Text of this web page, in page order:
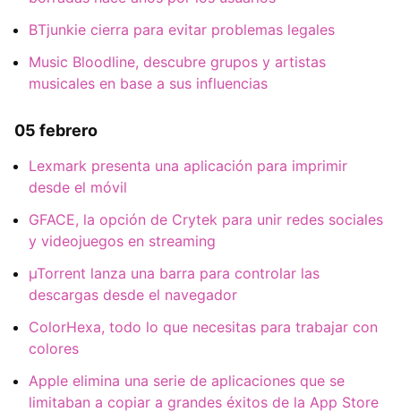
BTjunkie cierra para evitar problemas legales
Music Bloodline, descubre grupos y artistas
musicales en base a sus influencias
05 febrero
Lexmark presenta una aplicación para imprimir
desde el móvil
GFACE, la opción de Crytek para unir redes sociales
y videojuegos en streaming
µTorrent lanza una barra para controlar las
descargas desde el navegador
ColorHexa, todo lo que necesitas para trabajar con
colores
Apple elimina una serie de aplicaciones que se
limitaban a copiar a grandes éxitos de la App Store